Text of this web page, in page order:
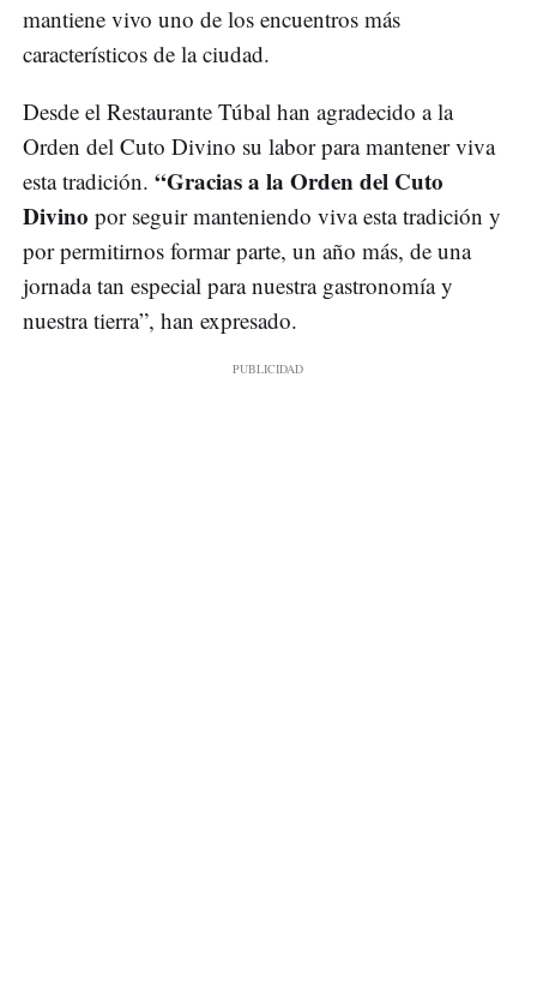
mantiene vivo uno de los encuentros más
característicos de la ciudad.
Desde el Restaurante Túbal han agradecido a la
Orden del Cuto Divino su labor para mantener viva
esta tradición. “Gracias a la Orden del Cuto
Divino por seguir manteniendo viva esta tradición y
por permitirnos formar parte, un año más, de una
jornada tan especial para nuestra gastronomía y
nuestra tierra”, han expresado.